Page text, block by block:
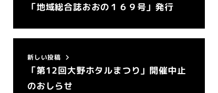
「地域総合誌おおの１６９号」発行
新しい投稿
「第12回大野ホタルまつり」開催中止
のおしらせ